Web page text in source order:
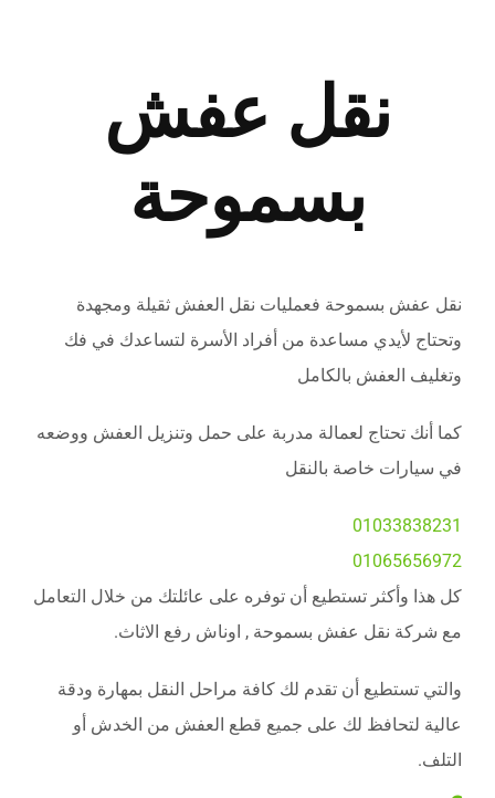
نقل عفش
بسموحة
نقل عفش بسموحة فعمليات نقل العفش ثقيلة ومجهدة
وتحتاج لأيدي مساعدة من أفراد الأسرة لتساعدك في فك
وتغليف العفش بالكامل
كما أنك تحتاج لعمالة مدربة على حمل وتنزيل العفش ووضعه
في سيارات خاصة بالنقل
01033838231
01065656972
كل هذا وأكثر تستطيع أن توفره على عائلتك من خلال التعامل
مع شركة نقل عفش بسموحة , اوناش رفع الاثاث.
والتي تستطيع أن تقدم لك كافة مراحل النقل بمهارة ودقة
عالية لتحافظ لك على جميع قطع العفش من الخدش أو
التلف.